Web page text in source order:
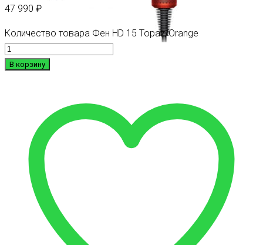
47 990 ₽
Количество товара Фен HD 15 Topaz/Orange
В корзину